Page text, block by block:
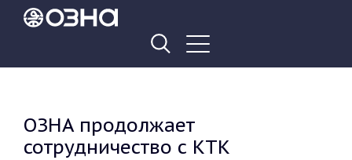
ОЗНА продолжает
сотрудничество с КТК